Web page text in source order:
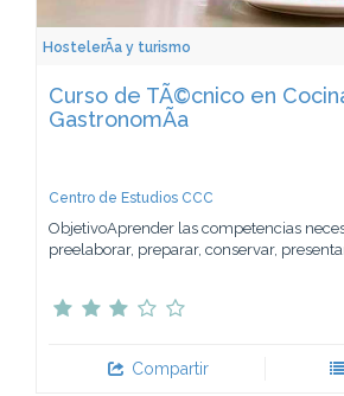
HostelerÃ­a y turismo
Curso de TÃ©cnico en
GastronomÃ­a
Centro de Estudios CCC
ObjetivoAprender las competencias
preelaborar, preparar, conservar,
Compartir